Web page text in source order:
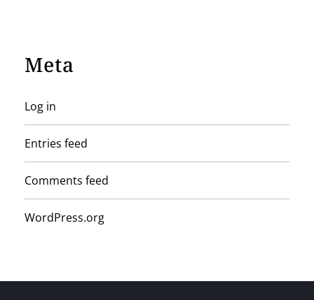
Meta
Log in
Entries feed
Comments feed
WordPress.org